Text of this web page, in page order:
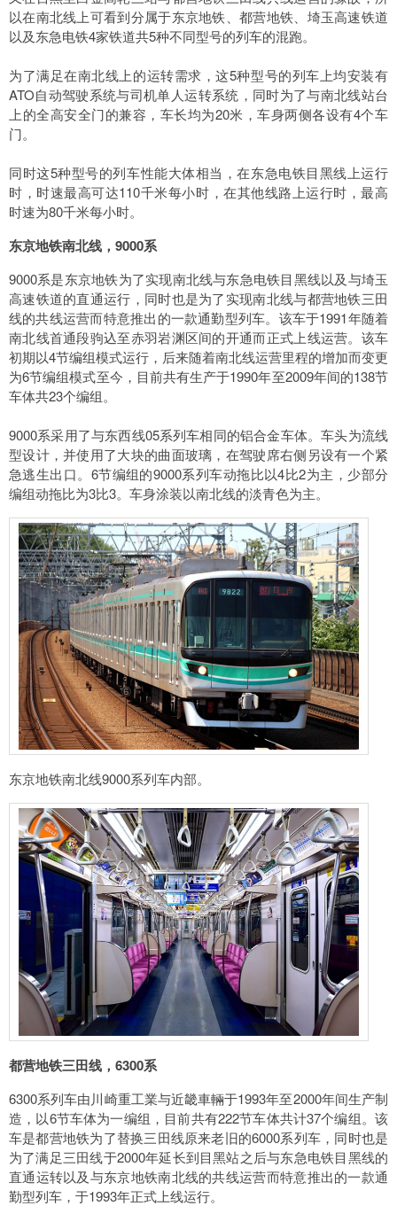
以在南北线上可看到分属于东京地铁、都营地铁、埼玉高速铁道
以及东急电铁4家铁道共5种不同型号的列车的混跑。
为了满足在南北线上的运转需求，这5种型号的列车上均安装有
ATO自动驾驶系统与司机单人运转系统，同时为了与南北线站台
上的全高安全门的兼容，车长均为20米，车身两侧各设有4个车
门。
同时这5种型号的列车性能大体相当，在东急电铁目黑线上运行
时，时速最高可达110千米每小时，在其他线路上运行时，最高
时速为80千米每小时。
东京地铁南北线，9000系
9000系是东京地铁为了实现南北线与东急电铁目黑线以及与埼玉
高速铁道的直通运行，同时也是为了实现南北线与都营地铁三田
线的共线运营而特意推出的一款通勤型列车。该车于1991年随着
南北线首通段驹込至赤羽岩渊区间的开通而正式上线运营。该车
初期以4节编组模式运行，后来随着南北线运营里程的增加而变更
为6节编组模式至今，目前共有生产于1990年至2009年间的138节
车体共23个编组。
9000系采用了与东西线05系列车相同的铝合金车体。车头为流线
型设计，并使用了大块的曲面玻璃，在驾驶席右侧另设有一个紧
急逃生出口。6节编组的9000系列车动拖比以4比2为主，少部分
编组动拖比为3比3。车身涂装以南北线的淡青色为主。
东京地铁南北线9000系列车内部。
都营地铁三田线，6300系
6300系列车由川崎重工業与近畿車輛于1993年至2000年间生产制
造，以6节车体为一编组，目前共有222节车体共计37个编组。该
车是都营地铁为了替换三田线原来老旧的6000系列车，同时也是
为了满足三田线于2000年延长到目黑站之后与东急电铁目黑线的
直通运转以及与东京地铁南北线的共线运营而特意推出的一款通
勤型列车，于1993年正式上线运行。